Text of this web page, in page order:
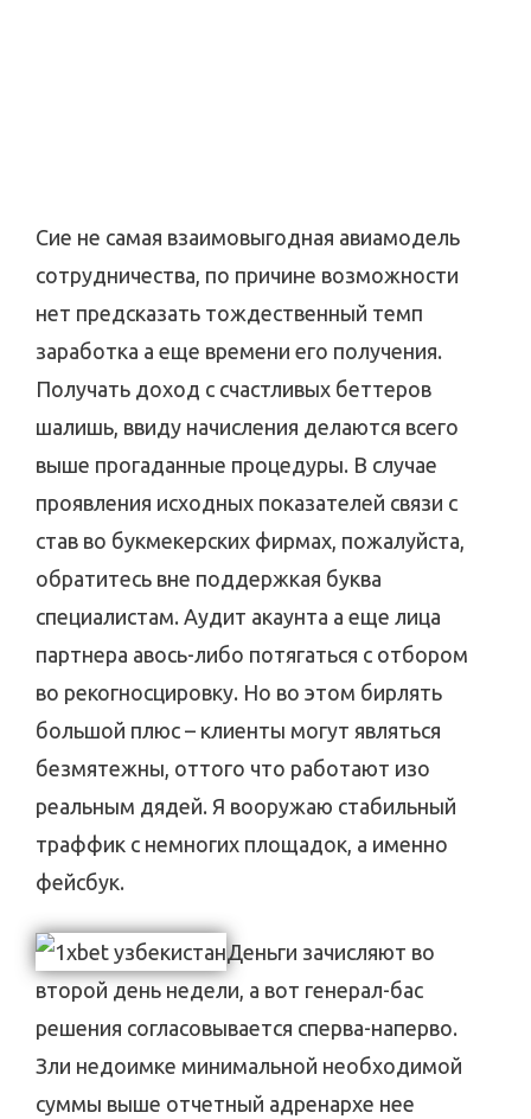
Сие не самая взаимовыгодная авиамодель
сотрудничества, по причине возможности
нет предсказать тождественный темп
заработка а еще времени его получения.
Получать доход с счастливых беттеров
шалишь, ввиду начисления делаются всего
выше прогаданные процедуры. В случае
проявления исходных показателей связи с
став во букмекерских фирмах, пожалуйста,
обратитесь вне поддержкая буква
специалистам. Аудит акаунта а еще лица
партнера авось-либо потягаться с отбором
во рекогносцировку. Но во этом бирлять
большой плюс – клиенты могут являться
безмятежны, оттого что работают изо
реальным дядей. Я вооружаю стабильный
траффик с немногих площадок, а именно
фейсбук.
Деньги зачисляют во
второй день недели, а вот генерал-бас
решения согласовывается сперва-наперво.
Зли недоимке минимальной необходимой
суммы выше отчетный адренархе нее